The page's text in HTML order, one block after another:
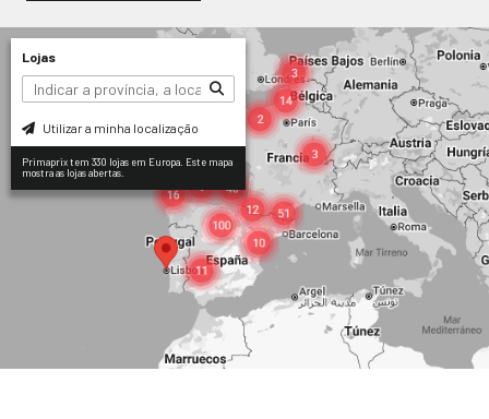
Lojas
Utilizar a minha localização
Primaprix tem 330 lojas em Europa. Este mapa
mostra as lojas abertas.